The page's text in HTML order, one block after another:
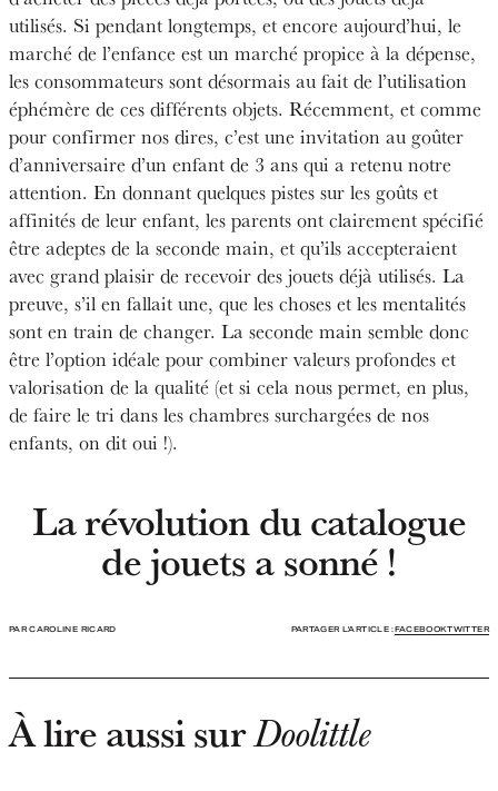
utilisés. Si pendant longtemps, et encore aujourd’hui, le
marché de l’enfance est un marché propice à la dépense,
les consommateurs sont désormais au fait de l’utilisation
éphémère de ces différents objets. Récemment, et comme
pour confirmer nos dires, c’est une invitation au goûter
d’anniversaire d’un enfant de 3 ans qui a retenu notre
attention. En donnant quelques pistes sur les goûts et
affinités de leur enfant, les parents ont clairement spécifié
être adeptes de la seconde main, et qu’ils accepteraient
avec grand plaisir de recevoir des jouets déjà utilisés. La
preuve, s’il en fallait une, que les choses et les mentalités
sont en train de changer. La seconde main semble donc
être l’option idéale pour combiner valeurs profondes et
valorisation de la qualité (et si cela nous permet, en plus,
de faire le tri dans les chambres surchargées de nos
enfants, on dit oui !).
La révolution du catalogue
de jouets a sonné !
PAR CAROLINE RICARD PARTAGER L'ARTICLE :FACEBOOKTWITTER
À lire aussi surDoolittle